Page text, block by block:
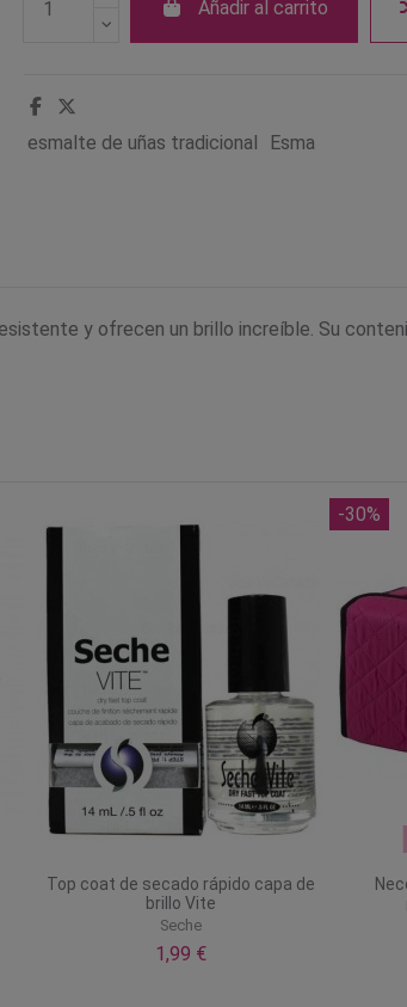
Añadir al carrito
esmalte de uñas tradicional Esma
y ofrecen un brillo increíble. Su
Top coat de secado rápido capa de
brillo Vite
Seche
1,99 €
-30%